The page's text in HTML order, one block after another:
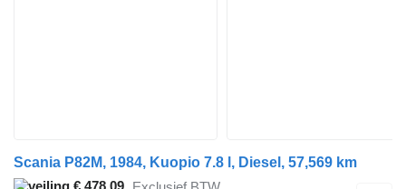
Scania P82M, 1984, Kuopio 7.8 l, Diesel, 57,569 km
€ 478,09